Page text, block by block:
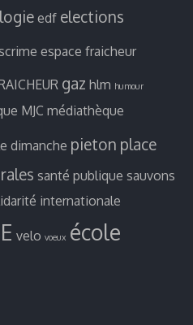
edf elections
espace fraicheur
gaz hlm humour
MJC médiathèque
dimanche pieton place
santé publique sauvons
internationale
velo voeux école